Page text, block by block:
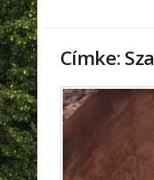
Címke: